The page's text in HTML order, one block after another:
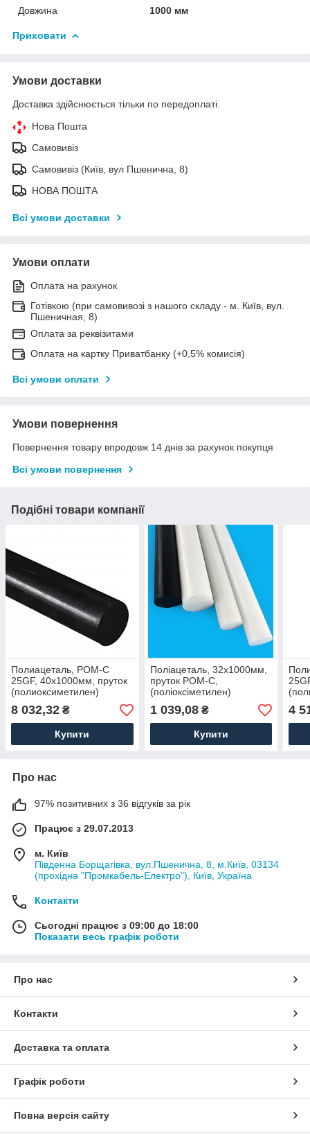
Довжина
1000 мм
Приховати
Умови доставки
Доставка здійснюється тільки по передоплаті.
Нова Пошта
Самовивіз
Самовивіз (Київ, вул Пшенична, 8)
НОВА ПОШТА
Всі умови доставки
Умови оплати
Оплата на рахунок
Готівкою (при самовивозі з нашого складу - м. Київ, вул.
Пшеничная, 8)
Оплата за реквізитами
Оплата на картку Приватбанку (+0,5% комисія)
Всі умови оплати
Умови повернення
Повернення товару впродовж 14 днів за рахунок покупця
Всі умови повернення
Подібні товари компанії
Полиацеталь, POM-C
25GF, 40х1000мм, пруток
(полиоксиметилен)
армований скловолокном
8 032,32 ₴
Купити
Поліацеталь, 32х1000мм,
пруток POM-C,
(поліоксіметилен)
1 039,08₴
Купити
4
Про нас
97% позитивних з 36 відгуків за рік
Працює з 29.07.2013
м. Київ
Південна Борщагівка, вул.Пшенична, 8, м.Київ, 03134
(прохідна "Промкабель-Електро"), Київ, Україна
Контакти
Сьогодні працює з 09:00 до 18:00
Показати весь графік роботи
Про нас
Контакти
Доставка та оплата
Графік роботи
Повна версія сайту